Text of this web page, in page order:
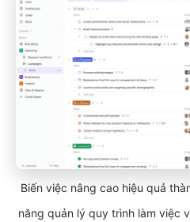
Biến việc nâng cao hiệu quả
năng quản lý quy trình làm việc